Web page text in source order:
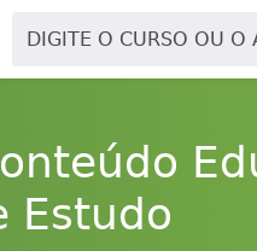
Estudo